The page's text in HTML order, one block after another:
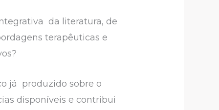
da literatura, de
terapêuticas e
já produzido sobre o
disponíveis e contribui